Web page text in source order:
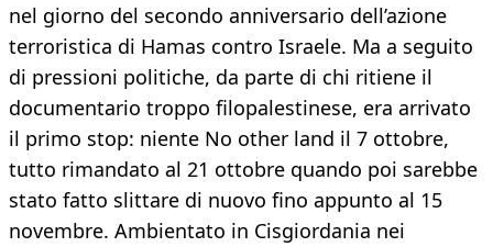
nel giorno del secondo anniversario dell’azione
terroristica di Hamas contro Israele. Ma a seguito
di pressioni politiche, da parte di chi ritiene il
documentario troppo filopalestinese, era arrivato
il primo stop: niente No other land il 7 ottobre,
tutto rimandato al 21 ottobre quando poi sarebbe
stato fatto slittare di nuovo fino appunto al 15
novembre. Ambientato in Cisgiordania nei